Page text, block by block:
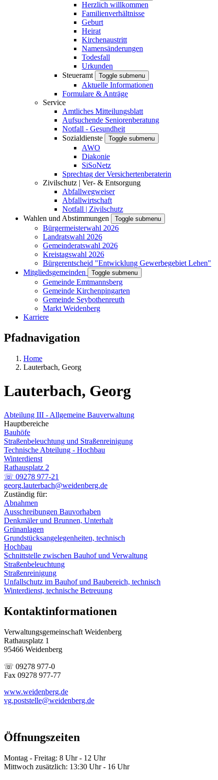
Herzlich willkommen
Familienverhältnisse
Geburt
Heirat
Kirchenaustritt
Namensänderungen
Todesfall
Urkunden
Steueramt
Toggle submenu
Aktuelle Informationen
Formulare & Anträge
Service
Amtliches Mitteilungsblatt
Aufsuchende Seniorenberatung
Notfall - Gesundheit
Sozialdienste
Toggle submenu
AWO
Diakonie
SiSoNetz
Sprechtag der Versichertenberaterin
Zivilschutz | Ver- & Entsorgung
Abfallwegweiser
Abfallwirtschaft
Notfall | Zivilschutz
Wahlen und Abstimmungen
Toggle submenu
Bürgermeisterwahl 2026
Landratswahl 2026
Gemeinderatswahl 2026
Kreistagswahl 2026
Bürgerentscheid "Entwicklung Gewerbegebiet Lehen"
Mitgliedsgemeinden
Toggle submenu
Gemeinde Emtmannsberg
Gemeinde Kirchenpingarten
Gemeinde Seybothenreuth
Markt Weidenberg
Karriere
Pfadnavigation
Home
Lauterbach, Georg
Lauterbach, Georg
Abteilung III - Allgemeine Bauverwaltung
Hauptbereiche
Bauhöfe
Straßenbeleuchtung und Straßenreinigung
Technische Abteilung - Hochbau
Winterdienst
Rathausplatz 2
☏ 09278 977-21
georg.lauterbach@weidenberg.de
Zuständig für:
Abnahmen
Ausschreibungen Bauvorhaben
Denkmäler und Brunnen, Unterhalt
Grünanlagen
Grundstücksangelegenheiten, technisch
Hochbau
Schnittstelle zwischen Bauhof und Verwaltung
Straßenbeleuchtung
Straßenreinigung
Unfallschutz im Bauhof und Baubereich, technisch
Winterdienst, technische Betreuung
Kontaktinformationen
Verwaltungsgemeinschaft Weidenberg
Rathausplatz 1
95466 Weidenberg
☏ 09278 977-0
Fax 09278 977-77
www.weidenberg.de
vg.poststelle@weidenberg.de
Öffnungszeiten
Montag - Freitag: 8 Uhr - 12 Uhr
Mittwoch zusätzlich: 13:30 Uhr - 16 Uhr